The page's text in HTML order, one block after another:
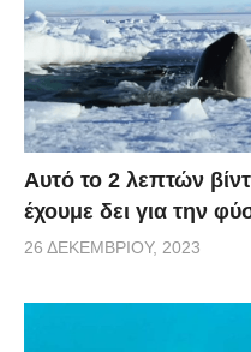
Αυτό το 2 λεπτών
έχουμε δει για την
26 ΔΕΚΕΜΒΡΊΟΥ, 2023